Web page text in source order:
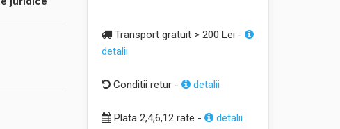
Transport gratuit > 200 Lei -
detalii
Conditii retur - detalii
Plata 2,4,6,12 rate - detalii